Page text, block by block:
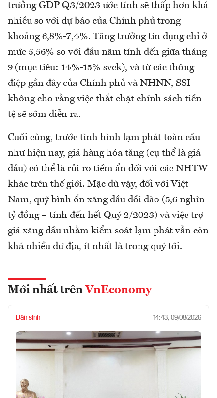
trưởng GDP Q3/2023 ước tính sẽ thấp hơn khá
nhiều so với dự báo của Chính phủ trong
khoảng 6,8%-7,4%. Tăng trưởng tín dụng chỉ ở
mức 5,56% so với đầu năm tính dến giữa tháng
9 (mục tiêu: 14%-15% svck), và từ các thông
điệp gần đây của Chính phủ và NHNN, SSI
không cho rằng việc thắt chặt chính sách tiền
tệ sẽ sớm diễn ra.
Cuối cùng, trước tình hình lạm phát toàn cầu
như hiện nay, giá hàng hóa tăng (cụ thể là giá
dầu) có thể là rủi ro tiềm ẩn đối với các NHTW
khác trên thế giới. Mặc dù vậy, đối với Việt
Nam, quỹ bình ổn xăng dầu dồi dào (5,6 nghìn
tỷ đồng – tính đến hết Quý 2/2023) và việc trợ
giá xăng dầu nhằm kiểm soát lạm phát vẫn còn
khá nhiều dư địa, ít nhất là trong quý tới.
Mới nhất trên VnEconomy
Dân sinh 14:43, 09/08/2026